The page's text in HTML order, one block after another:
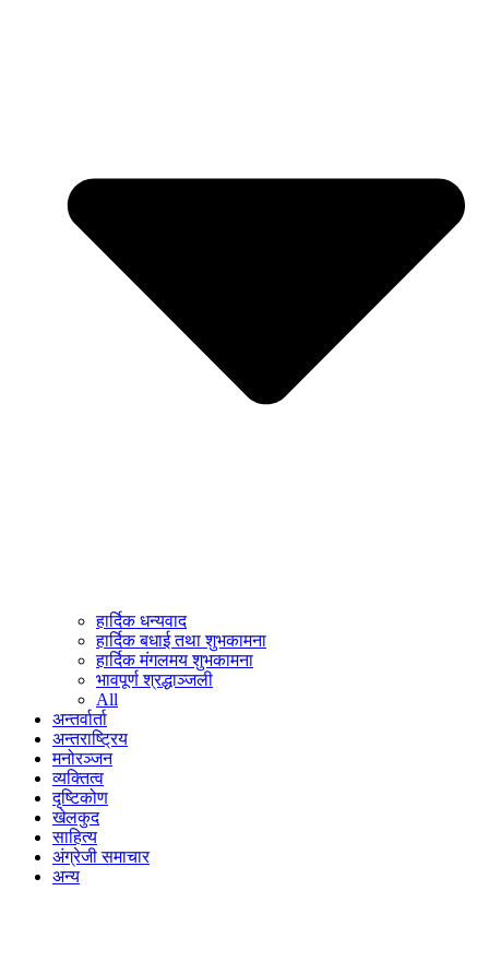
हार्दिक धन्यवाद
हार्दिक बधाई तथा शुभकामना
हार्दिक मंगलमय शुभकामना
भावपूर्ण श्रद्धाञ्जली
All
अन्तर्वार्ता
अन्तराष्ट्रिय
मनोरञ्जन
व्यक्तित्व
दृष्टिकोण
खेलकुद
साहित्य
अंग्रेजी समाचार
अन्य